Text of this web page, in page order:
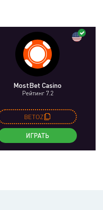
MostBet Casino
Рейтинг 7.2
BETOZ
ИГРАТЬ